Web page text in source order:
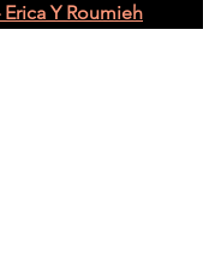
Y Roumieh